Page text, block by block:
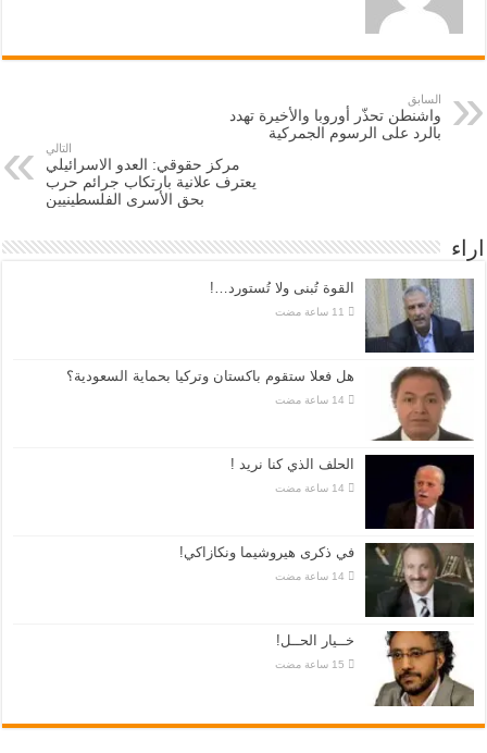
السابق
واشنطن تحذّر أوروبا والأخيرة تهدد
بالرد على الرسوم الجمركية
التالي
مركز حقوقي: العدو الاسرائيلي
يعترف علانية بارتكاب جرائم حرب
بحق الأسرى الفلسطينيين
اراء
القوة تُبنى ولا تُستورد…!
هل فعلا ستقوم باكستان وتركيا بحماية السعودية؟
الحلف الذي كنا نريد !
في ذكرى هيروشيما ونكازاكي!
خــيار الحــل!